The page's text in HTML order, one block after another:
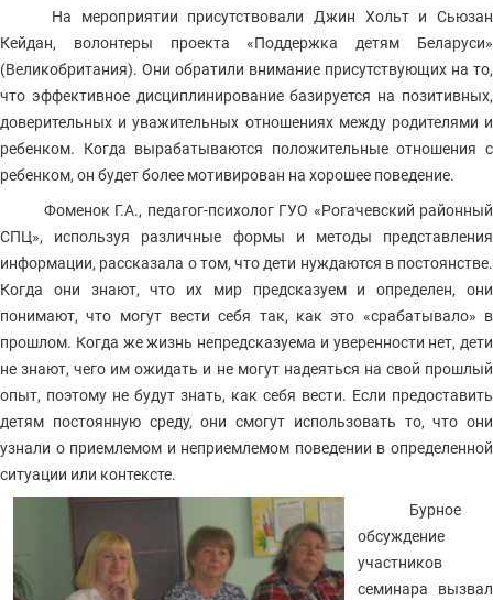
На мероприятии присутствовали Джин Хольт и Сьюзан
Кейдан, волонтеры проекта «Поддержка детям Беларуси»
(Великобритания). Они обратили внимание присутствующих на то,
что эффективное дисциплинирование базируется на позитивных,
доверительных и уважительных отношениях между родителями и
ребенком. Когда вырабатываются положительные отношения с
ребенком, он будет более мотивирован на хорошее поведение.
Фоменок Г.А., педагог-психолог ГУО «Рогачевский районный
СПЦ», используя различные формы и методы представления
информации, рассказала о том, что дети нуждаются в постоянстве.
Когда они знают, что их мир предсказуем и определен, они
понимают, что могут вести себя так, как это «срабатывало» в
прошлом. Когда же жизнь непредсказуема и уверенности нет, дети
не знают, чего им ожидать и не могут надеяться на свой прошлый
опыт, поэтому не будут знать, как себя вести. Если предоставить
детям постоянную среду, они смогут использовать то, что они
узнали о приемлемом и неприемлемом поведении в определенной
ситуации или контексте.
Бурное
обсуждение
участников
семинара вызвал